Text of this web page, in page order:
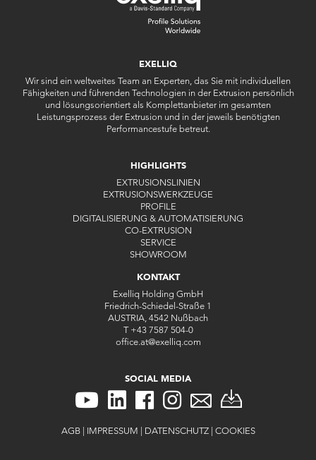
EXELLIQ
Wir sind ein weltweites Team an Experten, das Sie mit individuellen
Fähigkeiten und führenden Technologien in der Extrusion persönlich
und lösungsorientiert als Komplettanbieter im gesamten
Leistungsprozess der Extrusion und in der jeweils benötigten
Performancestufe betreut.
HIGHLIGHTS
EXTRUSIONSLINIEN
EXTRUSIONSWERKZEUGE
PROFILE
DIGITALISIERUNG & AUTOMATISIERUNG
CO-EXTRUSION
SERVICE
SHOWROOM
KONTAKT
Exelliq Holding GmbH
Friedrich-Schiedel-Straße 1
AUSTRIA, 4542 Nußbach
T+43 7587 504-0
office.at@exelliq.com
SOCIAL MEDIA
AGB| IMPRESSUM | DATENSCHUTZ| COOKIES